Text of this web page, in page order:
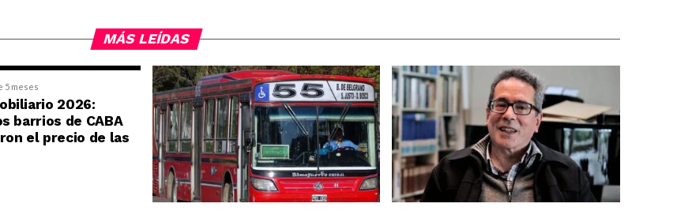
MÁS LEÍDAS
5 meses
2026:
barrios de CABA
el precio de las